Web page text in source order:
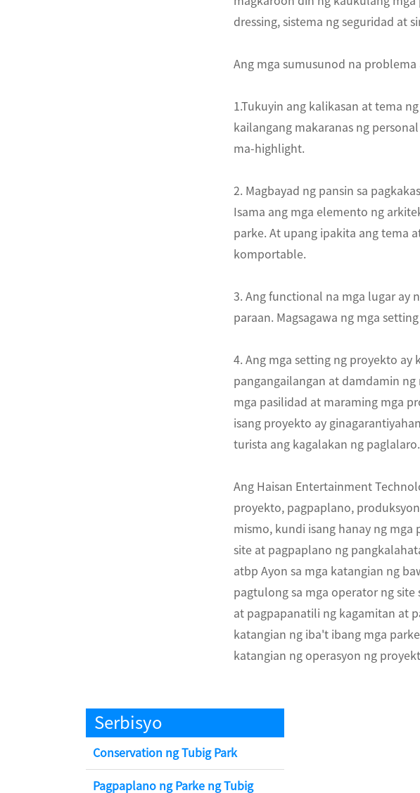
dressing, sistema ng seguridad at
Ang mga sumusunod na
1.Tukuyin ang kalikasan at tema
kailangang makaranas ng
ma-highlight.
2. Magbayad ng pansin sa
Isama ang mga elemento ng
parke. At upang ipakita ang tema
komportable.
3. Ang functional na mga lugar ay
paraan. Magsagawa ng mga
4. Ang mga setting ng proyekto ay
pangangailangan at damdamin
mga pasilidad at maraming mga
isang proyekto ay
turista ang kagalakan ng paglalaro.
Ang Haisan Entertainment
proyekto, pagpaplano,
mismo, kundi isang hanay ng mga
site at pagpaplano ng
atbp Ayon sa mga katangian ng
pagtulong sa mga operator ng
at pagpapanatili ng kagamitan at
katangian ng iba't ibang mga
katangian ng operasyon ng
Serbisyo
Conservation ng Tubig Park
Pagpaplano ng Parke ng Tubig